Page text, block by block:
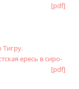
[pdf]
Тигру.
ересь в сиро-
[pdf]